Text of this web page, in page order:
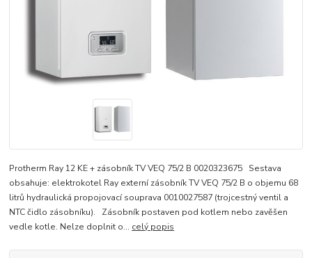
Protherm Ray 12 KE + zásobník TV VEQ 75/2 B 0020323675 Sestava
obsahuje: elektrokotel Ray externí zásobník TV VEQ 75/2 B o objemu 68
litrů hydraulická propojovací souprava 0010027587 (trojcestný ventil a
NTC čidlo zásobníku). Zásobník postaven pod kotlem nebo zavěšen
vedle kotle. Nelze doplnit o... celý popis